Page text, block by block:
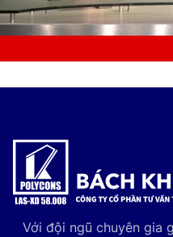
Với đội ngũ chuyên gia